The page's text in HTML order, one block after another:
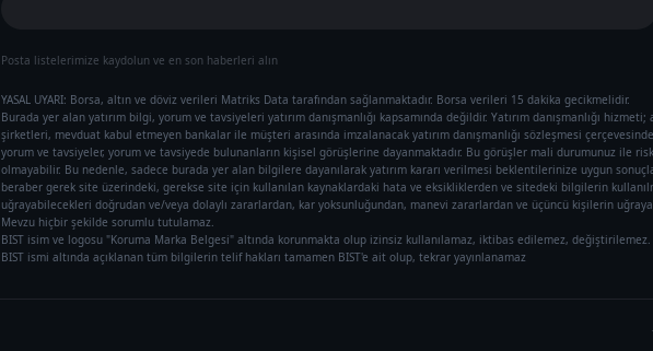
Posta listelerimize kaydolun ve en son haberleri alın
YASAL UYARI: Borsa, altın ve döviz verileri Matriks Data tarafından sağlanmaktadır. Borsa verileri 15 dakika gecikmelidir.
Burada yer alan yatırım bilgi, yorum ve tavsiyeleri yatırım danışmanlığı kapsamında değildir. Yatırım danışmanlığı
şirketleri, mevduat kabul etmeyen bankalar ile müşteri arasında imzalanacak yatırım danışmanlığı sözleşmesi
yorum ve tavsiyeler, yorum ve tavsiyede bulunanların kişisel görüşlerine dayanmaktadır. Bu görüşler mali durumunuz ile
olmayabilir. Bu nedenle, sadece burada yer alan bilgilere dayanılarak yatırım kararı verilmesi beklentilerinize uygun
beraber gerek site üzerindeki, gerekse site için kullanılan kaynaklardaki hata ve eksikliklerden ve sitedeki bilgilerin
uğrayabilecekleri doğrudan ve/veya dolaylı zararlardan, kar yoksunluğundan, manevi zararlardan ve üçüncü kişilerin
Mevzu hiçbir şekilde sorumlu tutulamaz.
BIST isim ve logosu "Koruma Marka Belgesi" altında korunmakta olup izinsiz kullanılamaz, iktibas edilemez, değiştirilemez.
BIST ismi altında açıklanan tüm bilgilerin telif hakları tamamen BIST'e ait olup, tekrar yayınlanamaz